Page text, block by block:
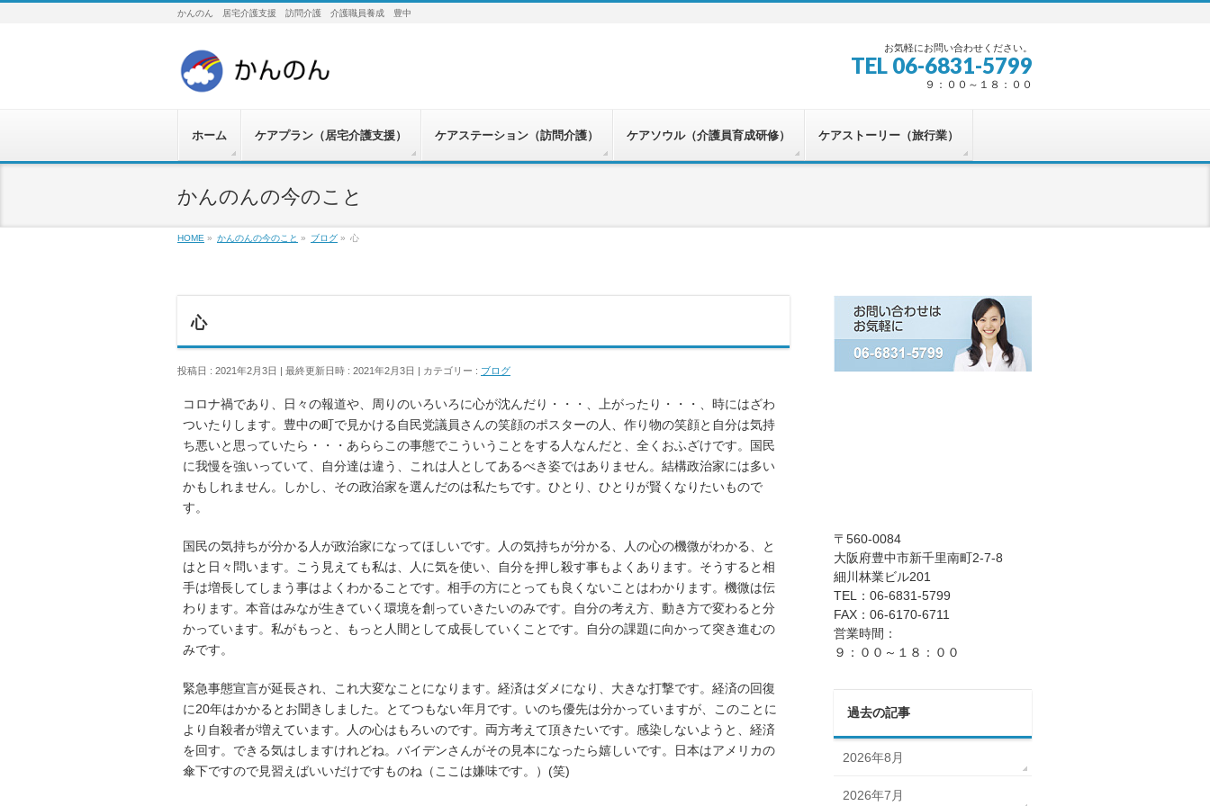
かんのん 居宅介護支援 訪問介護 介護職員養成 豊中
お気軽にお問い合わせください。
TEL 06-6831-5799
９：００～１８：００
ホーム ケアプラン（居宅介護支援） ケアステーション（訪問介護） ケアソウル（介護員育成研修） ケアストーリー（旅行業）
かんのんの今のこと
HOME » かんのんの今のこと » ブログ » 心
心
投稿日 : 2021年2月3日 最終更新日時 : 2021年2月3日 カテゴリー : ブログ
コロナ禍であり、日々の報道や、周りのいろいろに心が沈んだり・・・、上がったり・・・、時にはざわ
ついたりします。豊中の町で見かける自民党議員さんの笑顔のポスターの人、作り物の笑顔と自分は気持
ち悪いと思っていたら・・・あららこの事態でこういうことをする人なんだと、全くおふざけです。国民
に我慢を強いっていて、自分達は違う、これは人としてあるべき姿ではありません。結構政治家には多い
かもしれません。しかし、その政治家を選んだのは私たちです。ひとり、ひとりが賢くなりたいもので
す。
国民の気持ちが分かる人が政治家になってほしいです。人の気持ちが分かる、人の心の機微がわかる、と
はと日々問います。こう見えても私は、人に気を使い、自分を押し殺す事もよくあります。そうすると相
手は増長してしまう事はよくわかることです。相手の方にとっても良くないことはわかります。機微は伝
わります。本音はみなが生きていく環境を創っていきたいのみです。自分の考え方、動き方で変わると分
かっています。私がもっと、もっと人間として成長していくことです。自分の課題に向かって突き進むの
みです。
緊急事態宣言が延長され、これ大変なことになります。経済はダメになり、大きな打撃です。経済の回復
に20年はかかるとお聞きしました。とてつもない年月です。いのち優先は分かっていますが、このことに
より自殺者が増えています。人の心はもろいのです。両方考えて頂きたいです。感染しないようと、経済
を回す。できる気はしますけれどね。バイデンさんがその見本になったら嬉しいです。日本はアメリカの
傘下ですので見習えばいいだけですものね（ここは嫌味です。）(笑)
〒560-0084
大阪府豊中市新千里南町2-7-8
細川林業ビル201
TEL：06-6831-5799
FAX：06-6170-6711
営業時間：
９：００～１８：００
過去の記事
2026年8月
2026年7月